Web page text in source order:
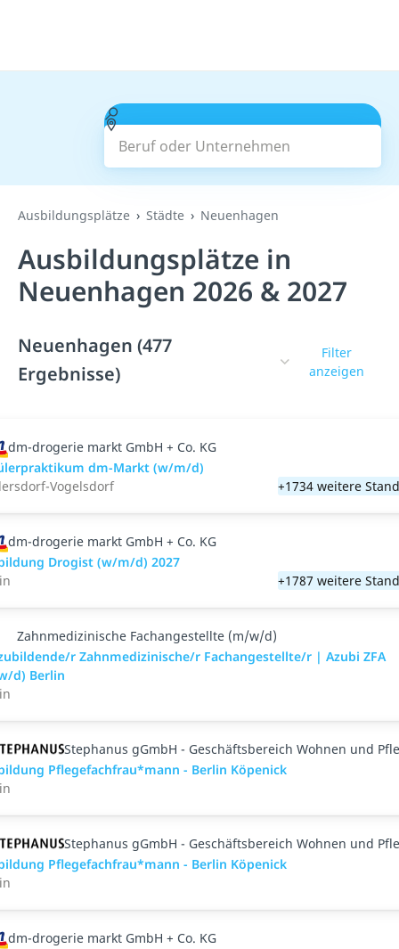
Beruf oder Unternehmen
Suchen
Ausbildungsplätze Städte Neuenhagen
Ausbildungsplätze in
Neuenhagen 2026 & 2027
Neuenhagen (477
Ergebnisse)
Filter
anzeigen
dm-drogerie markt GmbH + Co. KG
dm-Markt (w/m/d)
Vogelsdorf
+1734 weitere
dm-drogerie markt GmbH + Co. KG
Drogist (w/m/d) 2027
+1787 weitere
Zahnmedizinische Fachangestellte (m/w/d)
r Zahnmedizinische/r Fachangestellte/r | Azubi ZFA
d) Berlin
Stephanus gGmbH - Geschäftsbereich Wohnen und
Pflegefachfrau*mann - Berlin Köpenick
Stephanus gGmbH - Geschäftsbereich Wohnen und
Pflegefachfrau*mann - Berlin Köpenick
dm-drogerie markt GmbH + Co. KG